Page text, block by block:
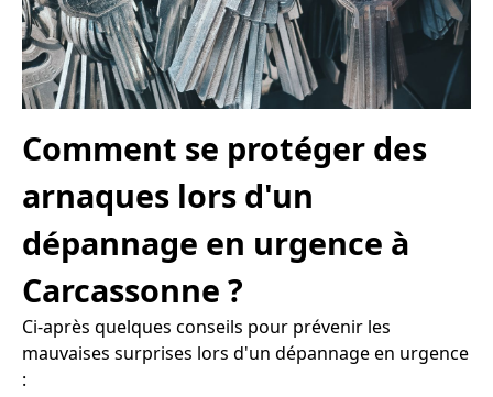
Comment se protéger des
arnaques lors d'un
dépannage en urgence à
Carcassonne ?
Ci-après quelques conseils pour prévenir les
mauvaises surprises lors d'un dépannage en urgence
: